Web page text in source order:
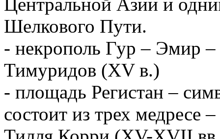
Шелкового Пути.
- некрополь Гур – Эмир –
Тимуридов (XV в.)
- площадь Регистан –
состоит из трех медресе